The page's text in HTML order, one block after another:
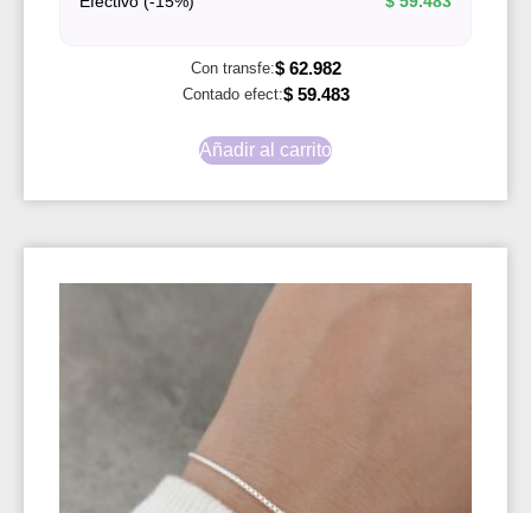
Con transfe:$62.982
Contado efect:$59.483
Añadir al carrito